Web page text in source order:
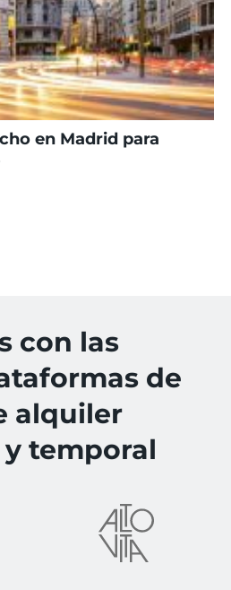
en Madrid para
con las
de
alquiler
temporal